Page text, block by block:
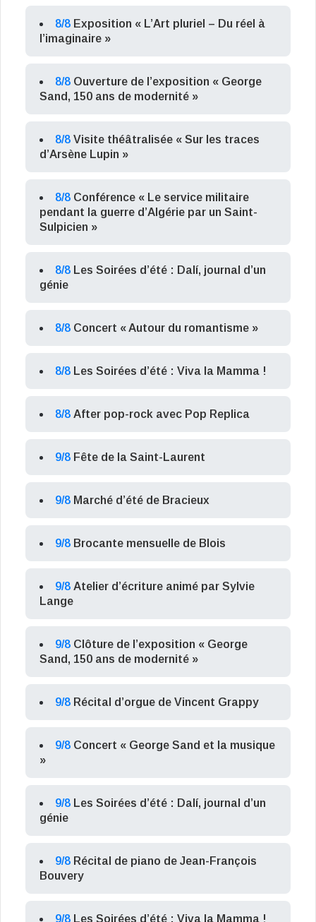
8/8 Exposition « L’Art pluriel – Du réel à
l’imaginaire »
8/8 Ouverture de l’exposition « George
Sand, 150 ans de modernité »
8/8 Visite théâtralisée « Sur les traces
d’Arsène Lupin »
8/8 Conférence « Le service militaire
pendant la guerre d’Algérie par un Saint-
Sulpicien »
8/8 Les Soirées d’été : Dalí, journal d’un
génie
8/8 Concert « Autour du romantisme »
8/8 Les Soirées d’été : Viva la Mamma !
8/8 After pop-rock avec Pop Replica
9/8 Fête de la Saint-Laurent
9/8 Marché d’été de Bracieux
9/8 Brocante mensuelle de Blois
9/8 Atelier d’écriture animé par Sylvie
Lange
9/8 Clôture de l’exposition « George
Sand, 150 ans de modernité »
9/8 Récital d’orgue de Vincent Grappy
9/8 Concert « George Sand et la musique
»
9/8 Les Soirées d’été : Dalí, journal d’un
génie
9/8 Récital de piano de Jean-François
Bouvery
9/8 Les Soirées d’été : Viva la Mamma !